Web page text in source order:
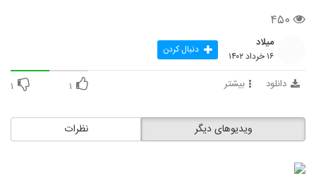
۴۵۰
میلاد
۱۶ خرداد ۱۴۰۲ دنبال کردن
دانلود بیشتر ۱ ۱
نظرات ویدیوهای دیگر